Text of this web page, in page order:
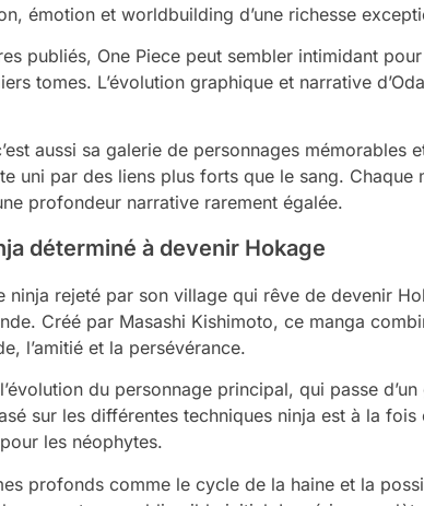
émotion et worldbuilding d’une richesse
publiés, One Piece peut sembler intimidant
tomes. L’évolution graphique et narrative
aussi sa galerie de personnages mémorables
uni par des liens plus forts que le sang. Chaque
profondeur narrative rarement égalée.
déterminé à devenir Hokage
ninja rejeté par son village qui rêve de devenir
Créé par Masashi Kishimoto, ce manga
l’amitié et la persévérance.
du personnage principal, qui passe
sur les différentes techniques ninja est à la
les néophytes.
profonds comme le cycle de la haine et la